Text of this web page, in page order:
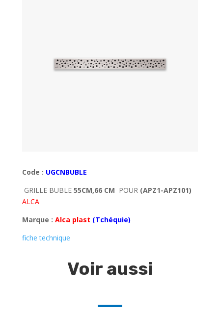
Code : UGCNBUBLE
GRILLE BUBLE 55CM,66 CM POUR (APZ1-APZ101)
ALCA
Marque : Alca plast (Tchéquie)
fiche technique
Voir aussi